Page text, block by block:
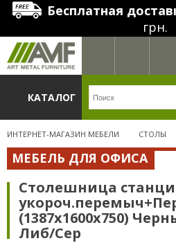
Бесплатная
грн.
КАТАЛОГ
ИНТЕРНЕТ-МАГАЗИН МЕБЕЛИ СТОЛЫ
МЕБЕЛЬ ДЛЯ ОФИСА
Столешница
(1387х1600х750)
Либ/Сер